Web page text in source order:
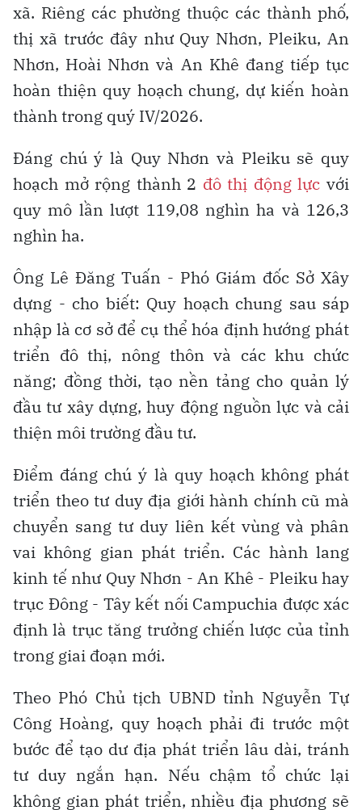
xã. Riêng các phường thuộc các thành phố,
thị xã trước đây như Quy Nhơn, Pleiku, An
Nhơn, Hoài Nhơn và An Khê đang tiếp tục
hoàn thiện quy hoạch chung, dự kiến hoàn
thành trong quý IV/2026.
Đáng chú ý là Quy Nhơn và Pleiku sẽ quy
hoạch mở rộng thành 2 đô thị động lực với
quy mô lần lượt 119,08 nghìn ha và 126,3
nghìn ha.
Ông Lê Đăng Tuấn - Phó Giám đốc Sở Xây
dựng - cho biết: Quy hoạch chung sau sáp
nhập là cơ sở để cụ thể hóa định hướng phát
triển đô thị, nông thôn và các khu chức
năng; đồng thời, tạo nền tảng cho quản lý
đầu tư xây dựng, huy động nguồn lực và cải
thiện môi trường đầu tư.
Điểm đáng chú ý là quy hoạch không phát
triển theo tư duy địa giới hành chính cũ mà
chuyển sang tư duy liên kết vùng và phân
vai không gian phát triển. Các hành lang
kinh tế như Quy Nhơn - An Khê - Pleiku hay
trục Đông - Tây kết nối Campuchia được xác
định là trục tăng trưởng chiến lược của tỉnh
trong giai đoạn mới.
Theo Phó Chủ tịch UBND tỉnh Nguyễn Tự
Công Hoàng, quy hoạch phải đi trước một
bước để tạo dư địa phát triển lâu dài, tránh
tư duy ngắn hạn. Nếu chậm tổ chức lại
không gian phát triển, nhiều địa phương sẽ